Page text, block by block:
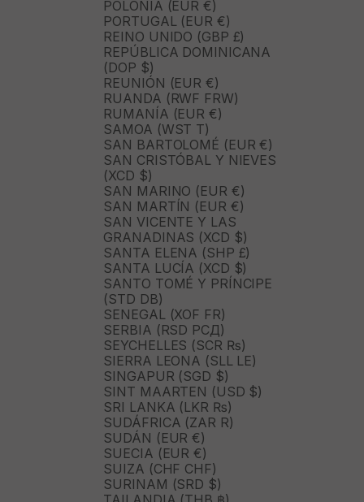
POLONIA (EUR €)
PORTUGAL (EUR €)
REINO UNIDO (GBP £)
REPÚBLICA DOMINICANA
(DOP $)
REUNIÓN (EUR €)
RUANDA (RWF FRW)
RUMANÍA (EUR €)
SAMOA (WST T)
SAN BARTOLOMÉ (EUR €)
SAN CRISTÓBAL Y NIEVES
(XCD $)
SAN MARINO (EUR €)
SAN MARTÍN (EUR €)
SAN VICENTE Y LAS
GRANADINAS (XCD $)
SANTA ELENA (SHP £)
SANTA LUCÍA (XCD $)
SANTO TOMÉ Y PRÍNCIPE
(STD DB)
SENEGAL (XOF FR)
SERBIA (RSD РСД)
SEYCHELLES (SCR ₨)
SIERRA LEONA (SLL LE)
SINGAPUR (SGD $)
SINT MAARTEN (USD $)
SRI LANKA (LKR ₨)
SUDÁFRICA (ZAR R)
SUDÁN (EUR €)
SUECIA (EUR €)
SUIZA (CHF CHF)
SURINAM (SRD $)